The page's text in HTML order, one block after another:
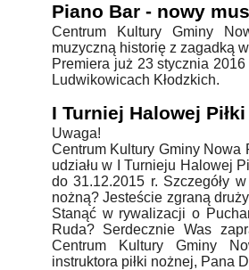
Piano Bar - nowy
Centrum Kultury Gminy
muzyczną historię z zagadką
Premiera już 23 stycznia
Ludwikowicach Kłodzkich.
I Turniej Halowej
Uwaga!
Centrum Kultury Gminy
udziału w I Turnieju Halowej
do 31.12.2015 r. Szczegóły
nożną? Jesteście zgraną
Stanąć w rywalizacji o
Ruda? Serdecznie Was
Centrum Kultury Gminy
instruktora piłki nożnej, Pana